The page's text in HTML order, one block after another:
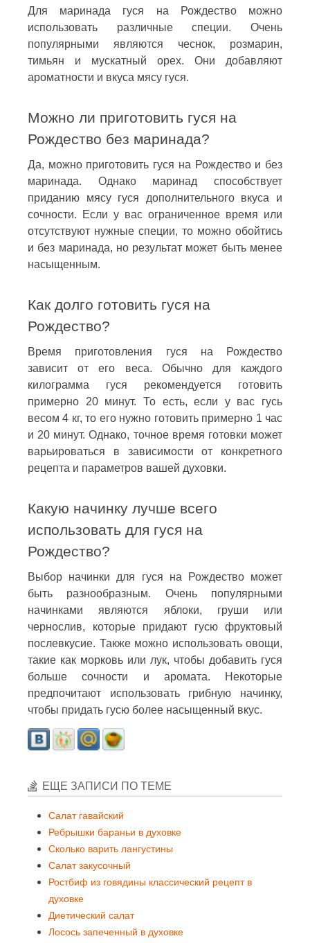
Для маринада гуся на Рождество можно
использовать различные специи. Очень
популярными являются чеснок, розмарин,
тимьян и мускатный орех. Они добавляют
ароматности и вкуса мясу гуся.
Можно ли приготовить гуся на
Рождество без маринада?
Да, можно приготовить гуся на Рождество и без
маринада. Однако маринад способствует
приданию мясу гуся дополнительного вкуса и
сочности. Если у вас ограниченное время или
отсутствуют нужные специи, то можно обойтись
и без маринада, но результат может быть менее
насыщенным.
Как долго готовить гуся на
Рождество?
Время приготовления гуся на Рождество
зависит от его веса. Обычно для каждого
килограмма гуся рекомендуется готовить
примерно 20 минут. То есть, если у вас гусь
весом 4 кг, то его нужно готовить примерно 1 час
и 20 минут. Однако, точное время готовки может
варьироваться в зависимости от конкретного
рецепта и параметров вашей духовки.
Какую начинку лучше всего
использовать для гуся на
Рождество?
Выбор начинки для гуся на Рождество может
быть разнообразным. Очень популярными
начинками являются яблоки, груши или
чернослив, которые придают гусю фруктовый
послевкусие. Также можно использовать овощи,
такие как морковь или лук, чтобы добавить гуся
больше сочности и аромата. Некоторые
предпочитают использовать грибную начинку,
чтобы придать гусю более насыщенный вкус.
ЕЩЕ ЗАПИСИ ПО ТЕМЕ
Салат гавайский
Ребрышки бараньи в духовке
Сколько варить лангустины
Салат закусочный
Ростбиф из говядины классический рецепт в
духовке
Диетический салат
Лосось запеченный в духовке